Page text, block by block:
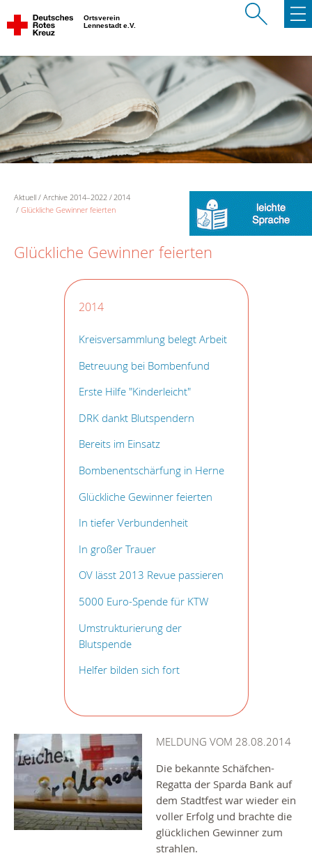
Ortsverein
Lennestadt e.V.
Aktuell Archive 2014–2022
2014
Glückliche Gewinner feierten
Glückliche Gewinner feierten
2014
Kreisversammlung belegt Arbeit
Betreuung bei Bombenfund
Erste Hilfe "Kinderleicht"
DRK dankt Blutspendern
Bereits im Einsatz
Bombenentschärfung in Herne
Glückliche Gewinner feierten
In tiefer Verbundenheit
In großer Trauer
OV lässt 2013 Revue passieren
5000 Euro-Spende für KTW
Umstrukturierung der
Blutspende
Helfer bilden sich fort
MELDUNG VOM 28.08.2014
Die bekannte Schäfchen-
Regatta der Sparda Bank auf
dem Stadtfest war wieder ein
voller Erfolg und brachte die
glücklichen Gewinner zum
strahlen.